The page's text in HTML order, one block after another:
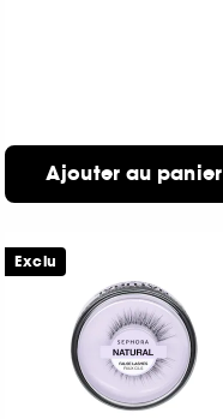
Ajouter au panier
Exclu